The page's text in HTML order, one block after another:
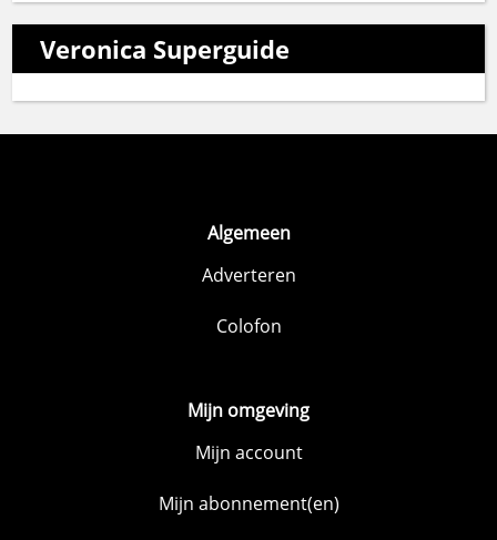
Veronica Superguide
Algemeen
Adverteren
Colofon
Mijn omgeving
Mijn account
Mijn abonnement(en)